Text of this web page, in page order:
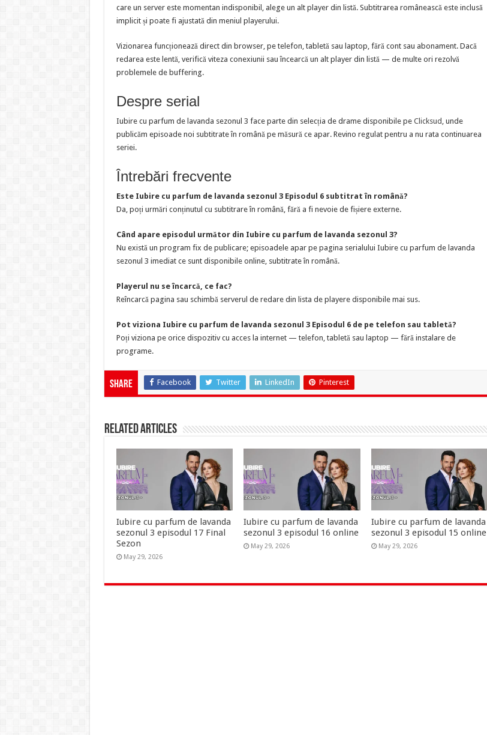
care un server este momentan indisponibil, alege un alt player din listă. Subtitrarea românească este inclusă
implicit și poate fi ajustată din meniul playerului.
Vizionarea funcționează direct din browser, pe telefon, tabletă sau laptop, fără cont sau abonament. Dacă
redarea este lentă, verifică viteza conexiunii sau încearcă un alt player din listă — de multe ori rezolvă
problemele de buffering.
Despre serial
Iubire cu parfum de lavanda sezonul 3 face parte din selecția de drame disponibile pe Clicksud , unde
publicăm episoade noi subtitrate în română pe măsură ce apar. Revino regulat pentru a nu rata continuarea
seriei.
Întrebări frecvente
Este Iubire cu parfum de lavanda sezonul 3 Episodul 6 subtitrat în română?
Da, poți urmări conținutul cu subtitrare în română, fără a fi nevoie de fișiere externe.
Când apare episodul următor din Iubire cu parfum de lavanda sezonul 3?
Nu există un program fix de publicare; episoadele apar pe pagina serialului Iubire cu parfum de lavanda
sezonul 3 imediat ce sunt disponibile online, subtitrate în română.
Playerul nu se încarcă, ce fac?
Reîncarcă pagina sau schimbă serverul de redare din lista de playere disponibile mai sus.
Pot viziona Iubire cu parfum de lavanda sezonul 3 Episodul 6 de pe telefon sau tabletă?
Poți viziona pe orice dispozitiv cu acces la internet — telefon, tabletă sau laptop — fără instalare de
programe.
Share Facebook Twitter LinkedIn Pinterest
Related Articles
Iubire cu parfum de lavanda
sezonul 3 episodul 17 Final
Sezon
May 29, 2026
Iubire cu parfum de lavanda
sezonul 3 episodul 16 online
May 29, 2026
Iubire cu parfum de lavanda
sezonul 3 episodul 15 online
May 29, 2026